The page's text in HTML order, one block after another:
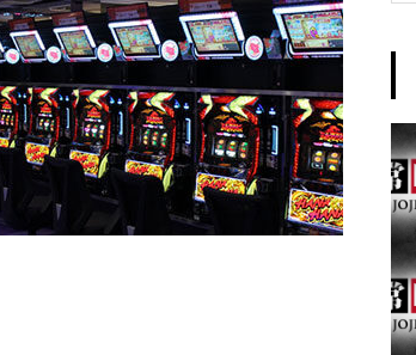
東京イースト様
パンドラ横須賀店様